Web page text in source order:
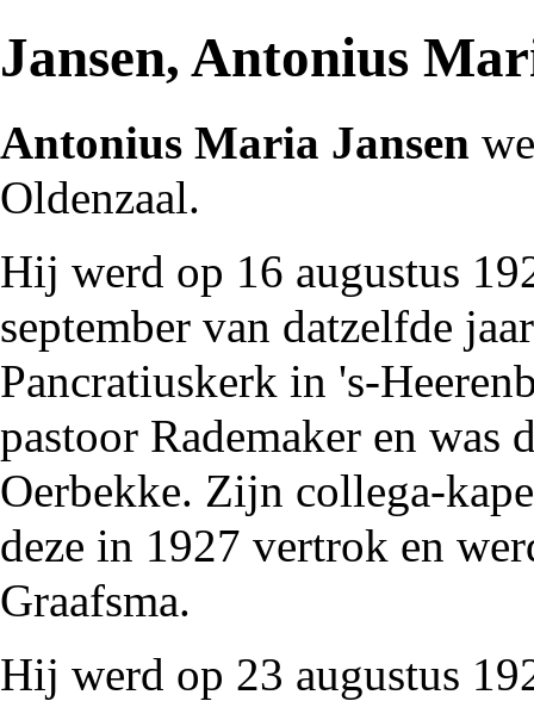
Jansen, Antonius
Antonius Maria Jansen
Oldenzaal.
Hij werd op 16 augustus
september van datzelfde
Pancratiuskerk in 's-
pastoor Rademaker en was
Oerbekke. Zijn collega-
deze in 1927 vertrok en
Graafsma.
Hij werd op 23 augustus